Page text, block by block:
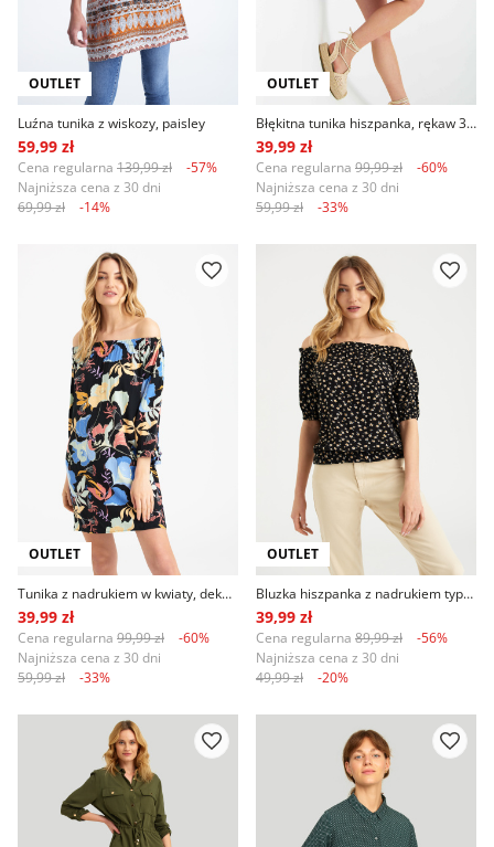
OUTLET
Luźna tunika z wiskozy, paisley
59,99 zł
Cena regularna 139,99 zł
-57%
Najniższa cena z 30 dni
69,99 zł
-14%
OUTLET
Błękitna tunika hiszpanka, rękaw 3/4
39,99 zł
Cena regularna 99,99 zł
-60%
Najniższa cena z 30 dni
59,99 zł
-33%
OUTLET
Tunika z nadrukiem w kwiaty, dekolt carmen
39,99 zł
Cena regularna 99,99 zł
-60%
Najniższa cena z 30 dni
59,99 zł
-33%
OUTLET
Bluzka hiszpanka z nadrukiem typu łączka, czarna
39,99 zł
Cena regularna 89,99 zł
-56%
Najniższa cena z 30 dni
49,99 zł
-20%